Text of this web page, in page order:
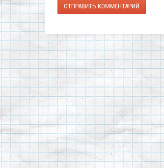
ОТПРАВИТЬ КОММЕНТАРИЙ